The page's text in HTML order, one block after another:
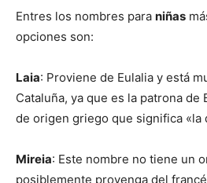
Entres los nombres para niñas
opciones son:
Laia: Proviene de Eulalia y está
Cataluña, ya que es la patrona de
de origen griego que significa «la
Mireia: Este nombre no tiene un
posiblemente provenga del